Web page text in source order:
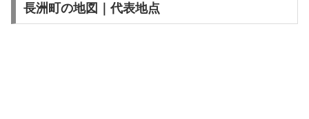
長洲町の地図｜代表地点